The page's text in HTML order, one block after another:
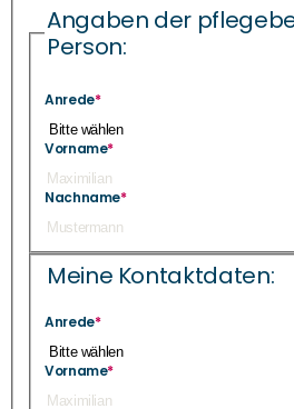
Angaben der
Person:
Anrede*
Vorname*
Nachname*
Meine Kontaktdaten:
Anrede*
Vorname*